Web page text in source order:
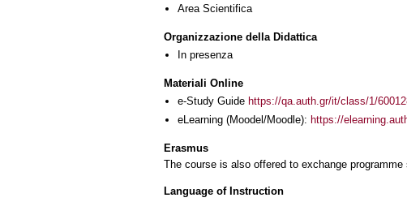
Area Scientifica
Organizzazione della Didattica
In presenza
Materiali Online
e-Study Guide https://qa.auth.gr/it/class/1/
eLearning (Moodel/Moodle): https://
Erasmus
The course is also offered to exchange programme
Language of Instruction